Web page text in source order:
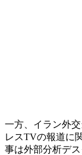
一方、イラン外
レスTVの報道に
事は外部分析デ